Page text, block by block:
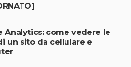
Analytics: come vedere le
un sito da cellulare e